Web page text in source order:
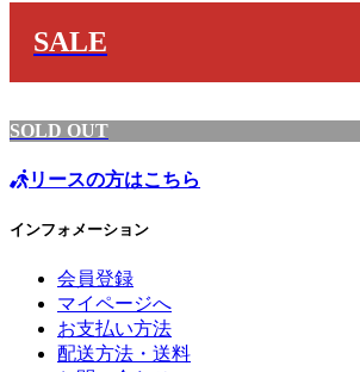
SALE
SOLD OUT
リースの方はこちら
インフォメーション
会員登録
マイページへ
お支払い方法
配送方法・送料